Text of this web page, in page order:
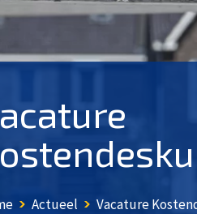
Actueel Vacature